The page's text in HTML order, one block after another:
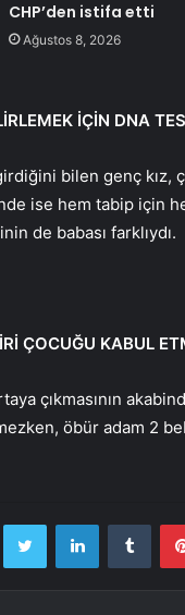
CHP’den istifa etti
Ağustos 8, 2026
İÇİN DNA
bilen genç kız,
ise hem tabip için
de babası farklıydı.
ÇOCUĞU KABUL
çıkmasının
öbür adam 2
Twitter LinkedIn